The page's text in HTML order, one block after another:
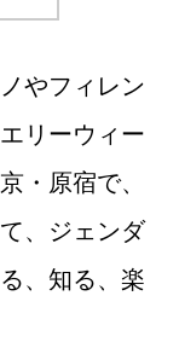
やフィレン
リーウィー
・原宿で、
、ジェンダ
、知る、楽